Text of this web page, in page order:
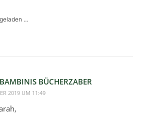
…
BÜCHERZABER
2019 UM 11:49